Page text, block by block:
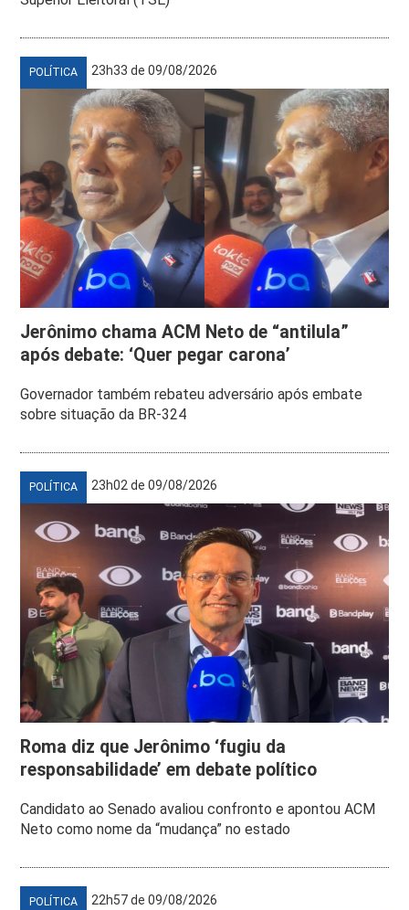
POLÍTICA 23h33 de 09/08/2026
Jerônimo chama ACM Neto de “antilula”
após debate: ‘Quer pegar carona’
Governador também rebateu adversário após embate
sobre situação da BR-324
POLÍTICA 23h02 de 09/08/2026
Roma diz que Jerônimo ‘fugiu da
responsabilidade’ em debate político
Candidato ao Senado avaliou confronto e apontou ACM
Neto como nome da “mudança” no estado
POLÍTICA 22h57 de 09/08/2026